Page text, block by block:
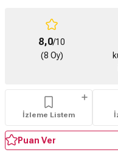
8,0/10
(8 Oy)
İzleme Listem
Puan Ver